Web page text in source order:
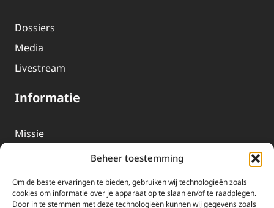
Beheer toestemming
Om de beste ervaringen te bieden, gebruiken wij technologieën zoals
cookies om informatie over je apparaat op te slaan en/of te raadplegen.
Door in te stemmen met deze technologieën kunnen wij gegevens zoals
Dossiers
Media
Livestream
Informatie
Missie
EWTN-Team